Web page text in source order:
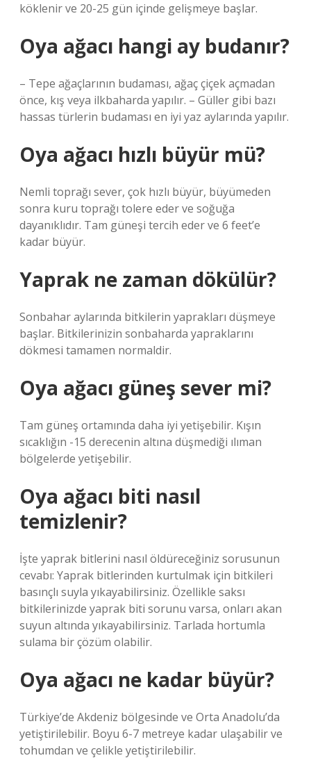
köklenir ve 20-25 gün içinde gelişmeye başlar.
Oya ağacı hangi ay budanır?
– Tepe ağaçlarının budaması, ağaç çiçek açmadan
önce, kış veya ilkbaharda yapılır. – Güller gibi bazı
hassas türlerin budaması en iyi yaz aylarında yapılır.
Oya ağacı hızlı büyür mü?
Nemli toprağı sever, çok hızlı büyür, büyümeden
sonra kuru toprağı tolere eder ve soğuğa
dayanıklıdır. Tam güneşi tercih eder ve 6 feet’e
kadar büyür.
Yaprak ne zaman dökülür?
Sonbahar aylarında bitkilerin yaprakları düşmeye
başlar. Bitkilerinizin sonbaharda yapraklarını
dökmesi tamamen normaldir.
Oya ağacı güneş sever mi?
Tam güneş ortamında daha iyi yetişebilir. Kışın
sıcaklığın -15 derecenin altına düşmediği ılıman
bölgelerde yetişebilir.
Oya ağacı biti nasıl
temizlenir?
İşte yaprak bitlerini nasıl öldüreceğiniz sorusunun
cevabı: Yaprak bitlerinden kurtulmak için bitkileri
basınçlı suyla yıkayabilirsiniz. Özellikle saksı
bitkilerinizde yaprak biti sorunu varsa, onları akan
suyun altında yıkayabilirsiniz. Tarlada hortumla
sulama bir çözüm olabilir.
Oya ağacı ne kadar büyür?
Türkiye’de Akdeniz bölgesinde ve Orta Anadolu’da
yetiştirilebilir. Boyu 6-7 metreye kadar ulaşabilir ve
tohumdan ve çelikle yetiştirilebilir.